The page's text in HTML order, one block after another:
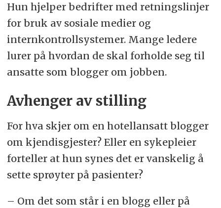
Hun hjelper bedrifter med retningslinjer
for bruk av sosiale medier og
internkontrollsystemer. Mange ledere
lurer på hvordan de skal forholde seg til
ansatte som blogger om jobben.
Avhenger av stilling
For hva skjer om en hotellansatt blogger
om kjendisgjester? Eller en sykepleier
forteller at hun synes det er vanskelig å
sette sprøyter på pasienter?
– Om det som står i en blogg eller på